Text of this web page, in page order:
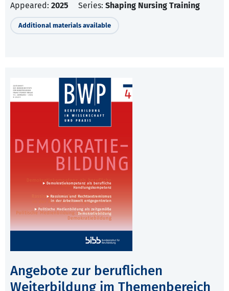
Appeared: 2025 Series: Shaping Nursing Training
Additional materials available
Angebote zur beruflichen
Weiterbildung im Themenbereich